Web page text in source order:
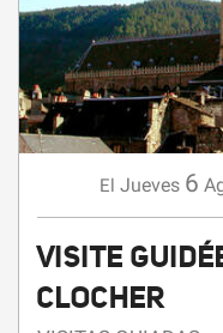
El Jueves 6
VISITE
CLOCHER